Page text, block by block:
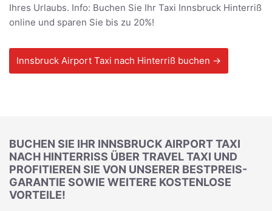
Ihres Urlaubs. Info: Buchen Sie Ihr Taxi Innsbruck Hinterriß
online und sparen Sie bis zu 20%!
Innsbruck Airport Taxi nach Hinterriß buchen →
BUCHEN SIE IHR INNSBRUCK AIRPORT TAXI
NACH HINTERRISS ÜBER TRAVEL TAXI UND P
ROFITIEREN SIE VON UNSERER BESTPREIS-G
ARANTIE SOWIE WEITERE KOSTENLOSE V
ORTEILE!